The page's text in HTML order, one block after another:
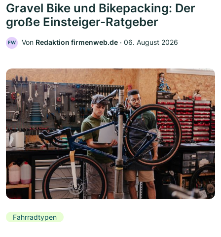
Gravel Bike und Bikepacking: Der
große Einsteiger-Ratgeber
FW Von Redaktion firmenweb.de ‧ 06. August 2026
Fahrradtypen